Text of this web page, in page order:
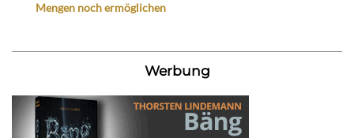
Mengen noch ermöglichen
Werbung